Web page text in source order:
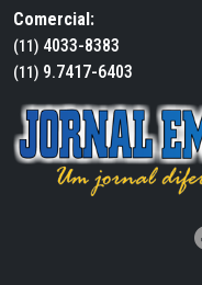
Comercial:
(11) 4033-8383
(11) 9.7417-6403